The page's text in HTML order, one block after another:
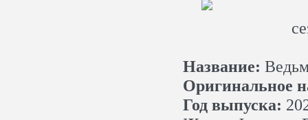
Название:
Оригинальное
Год выпуска: